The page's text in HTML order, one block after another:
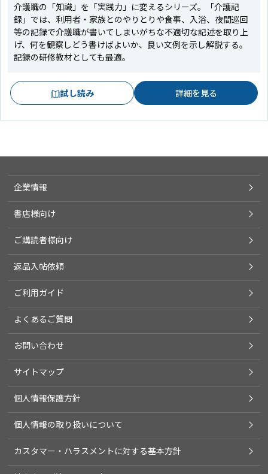
介護職の「知識」を「実践力」に変えるシリーズ。「介護記
録」では、利用者・家族とのやりとりや食事、入浴、夜間巡回
等の記録で介護職が書いてしまいがちな不適切な記述を取り上
げ、何を観察しどう書けばよいか、良い文例を示し解説する。
記録の研修教材としても最適。
試し読み 詳細を見る
企業情報
書店様向け
ご購読者様向け
返品入帖依頼
ご利用ガイド
よくあるご質問
お問い合わせ
サイトマップ
個人情報保護方針
個人情報の取り扱いについて
カスタマー・ハラスメントに対する基本方針